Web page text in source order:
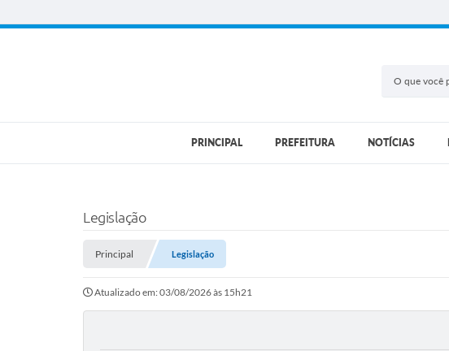
PRINCIPAL PREFEITURA NOTÍCIAS
Legislação
Principal Legislação
Atualizado em: 03/08/2026 às 15h21